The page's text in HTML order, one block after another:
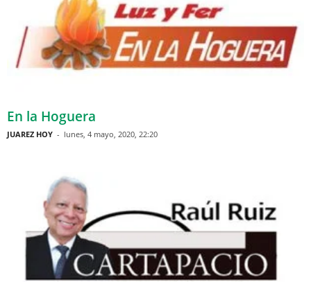
En la Hoguera
JUAREZ HOY - lunes, 4 mayo, 2020, 22:20